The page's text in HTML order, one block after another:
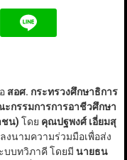
สอศ. กระทรวงศึกษาธิการ
กรรมการการอาชีวศึกษา
ชน) โดย คุณปฐพงศ์ เอี่ยมสุ
งนามความร่วมมือเพื่อส่ง
บบทวิภาคี โดยมี นายธน